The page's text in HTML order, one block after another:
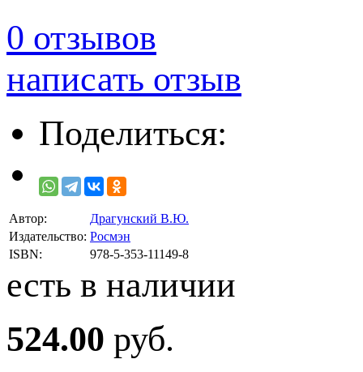
0 отзывов
написать отзыв
Поделиться:
Автор:
Драгунский В.Ю.
Издательство: Росмэн
ISBN:
978-5-353-11149-8
есть в наличии
524.00 руб.